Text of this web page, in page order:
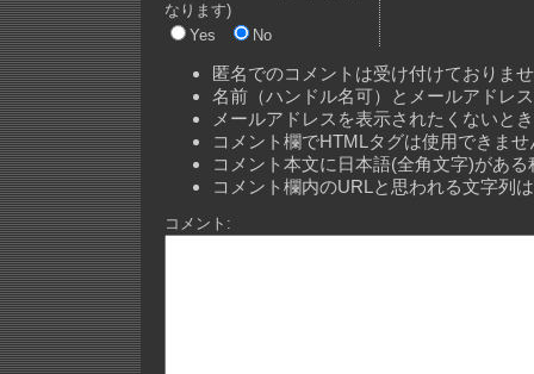
なります)
Yes
No
匿名でのコメントは受け付けておりま
名前（ハンドル名可）とメールアドレ
メールアドレスを表示されたくないと
コメント欄でHTMLタグは使用できませ
コメント本文に日本語(全角文字)があ
コメント欄内のURLと思われる文字列
コメント: